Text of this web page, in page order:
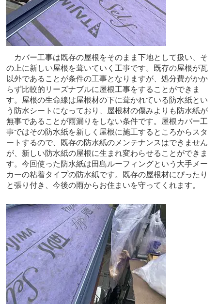
カバー工事は既存の屋根をそのまま下地として扱い、そ
の上に新しい屋根を葺いていく工事です。既存の屋根が瓦
以外であることが条件の工事となりますが、処分費がかか
らず比較的リーズナブルに屋根工事をすることができま
す。屋根の生命線は屋根材の下に葺かれている防水紙とい
う防水シートになっており、屋根材の傷みよりも防水紙が
無事であることが雨漏りをしない条件です。屋根カバー工
事ではその防水紙を新しく屋根に施工するところからスタ
ートするので、既存の防水紙のメンテナンスはできません
が、新しい防水紙の屋根に生まれ変わらせることができま
す。今回使った防水紙は田島ルーフィングという大手メー
カーの粘着タイプの防水紙です。既存の屋根材にぴったり
と張り付き、今後の雨からお住まいを守ってくれます。